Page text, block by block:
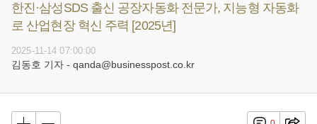
한진·삼성SDS 출신 공장자동화 전문가, 지능형 자동화
로 산업현장 혁신 주력 [2025년]
2025-11-14 07:00:00
김동호 기자 - qanda@businesspost.co.kr